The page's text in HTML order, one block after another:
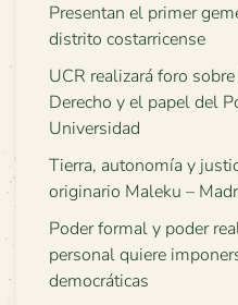
Presentan el primer
distrito costarricense
UCR realizará foro
Derecho y el papel del
Universidad
Tierra, autonomía y
originario Maleku –
Poder formal y poder
personal quiere
democráticas